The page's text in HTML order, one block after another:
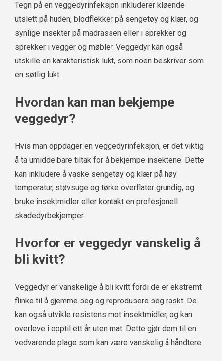
Tegn på en veggedyrinfeksjon inkluderer kløende
utslett på huden, blodflekker på sengetøy og klær, og
synlige insekter på madrassen eller i sprekker og
sprekker i vegger og møbler. Veggedyr kan også
utskille en karakteristisk lukt, som noen beskriver som
en søtlig lukt.
Hvordan kan man bekjempe
veggedyr?
Hvis man oppdager en veggedyrinfeksjon, er det viktig
å ta umiddelbare tiltak for å bekjempe insektene. Dette
kan inkludere å vaske sengetøy og klær på høy
temperatur, støvsuge og tørke overflater grundig, og
bruke insektmidler eller kontakt en profesjonell
skadedyrbekjemper.
Hvorfor er veggedyr vanskelig å
bli kvitt?
Veggedyr er vanskelige å bli kvitt fordi de er ekstremt
flinke til å gjemme seg og reprodusere seg raskt. De
kan også utvikle resistens mot insektmidler, og kan
overleve i opptil ett år uten mat. Dette gjør dem til en
vedvarende plage som kan være vanskelig å håndtere.